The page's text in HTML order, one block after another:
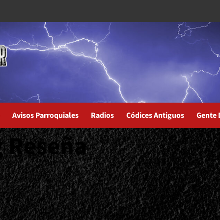
Avisos Parroquiales Radios Códices Antiguos Gente